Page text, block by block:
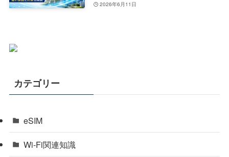
2026年6月11日
カテゴリー
eSIM
Wi-Fi関連知識